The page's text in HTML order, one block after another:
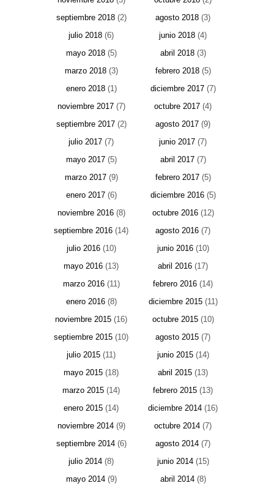
septiembre 2018(2) agosto 2018 (3)
julio 2018 (6) junio 2018 (4)
mayo 2018(5) abril 2018(3)
marzo 2018(3) febrero 2018(5)
enero 2018(1) diciembre 2017(7)
noviembre 2017(7) octubre 2017 (4)
septiembre 2017(2) agosto 2017 (9)
julio 2017 (7) junio 2017 (7)
mayo 2017(5) abril 2017(7)
marzo 2017(9) febrero 2017(5)
enero 2017(6) diciembre 2016(5)
noviembre 2016(8) octubre 2016(12)
septiembre 2016 (14) agosto 2016 (7)
julio 2016(10) junio 2016(10)
mayo 2016 (13) abril 2016 (17)
marzo 2016(11) febrero 2016 (14)
enero 2016(8) diciembre 2015(11)
noviembre 2015 (16) octubre 2015(10)
septiembre 2015 (10) agosto 2015 (7)
julio 2015 (11) junio 2015(14)
mayo 2015 (18) abril 2015 (13)
marzo 2015 (14) febrero 2015 (13)
enero 2015 (14) diciembre 2014 (16)
noviembre 2014(9) octubre 2014 (7)
septiembre 2014(6) agosto 2014 (7)
julio 2014 (8) junio 2014(15)
mayo 2014(9) abril 2014(8)